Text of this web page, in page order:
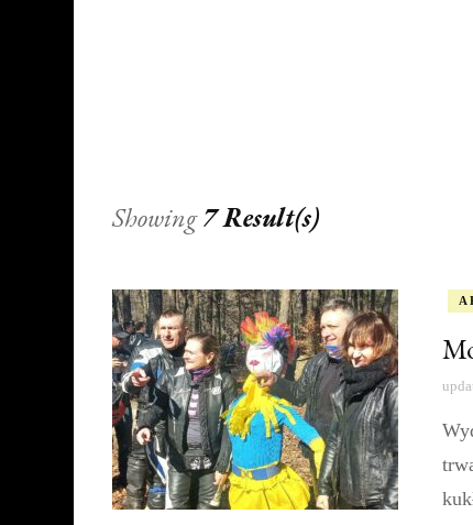
Showing7 Result(s)